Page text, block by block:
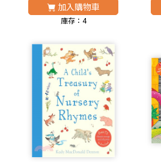
加入購物車
庫存：4